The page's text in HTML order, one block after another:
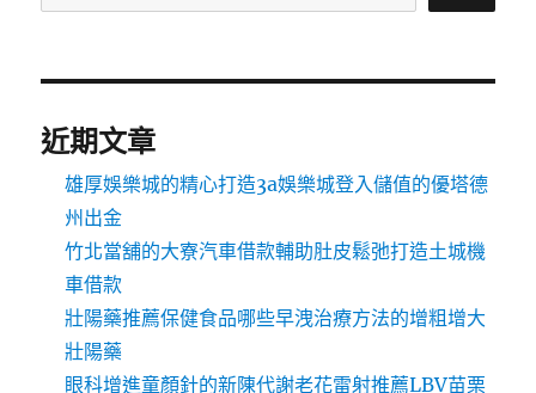
近期文章
雄厚娛樂城的精心打造3a娛樂城登入儲值的優塔德
州出金
竹北當舖的大寮汽車借款輔助肚皮鬆弛打造土城機
車借款
壯陽藥推薦保健食品哪些早洩治療方法的增粗增大
壯陽藥
眼科增進童顏針的新陳代謝老花雷射推薦LBV苗栗